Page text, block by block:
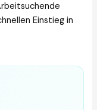
Einstieg in